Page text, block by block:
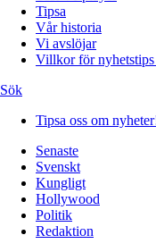
Tipsa
Vår historia
Vi avslöjar
Villkor för nyhetstips
Sök
Tipsa oss om
Senaste
Svenskt
Kungligt
Hollywood
Politik
Redaktion